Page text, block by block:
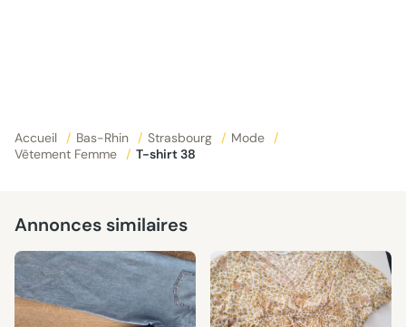
Accueil / Bas-Rhin / Strasbourg / Mode
/
Vêtement Femme
/ T-shirt 38
Annonces similaires